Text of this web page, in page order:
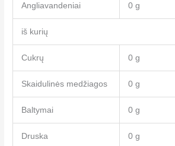
Angliavandeniai 0 g
iš kurių
Cukrų 0 g
Skaidulinės medžiagos 0 g
Baltymai 0 g
Druska 0 g